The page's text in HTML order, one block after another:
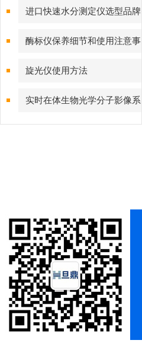
养箱|CO2培养箱报价|低品牌全
进口快速水分测定仪选型品牌
推荐
酶标仪保养细节和使用注意事
项
旋光仪使用方法
实时在体生物光学分子影像系
统